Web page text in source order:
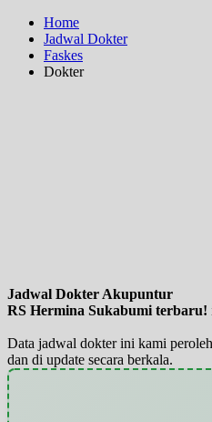
Home
Jadwal Dokter
Faskes
Dokter
Jadwal Dokter Akupuntur
RS Hermina Sukabumi terbaru!
Data jadwal dokter ini kami
dan di update secara berkala.